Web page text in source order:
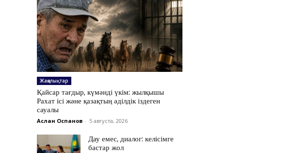
Жаңалықтар
Қайсар тағдыр, күмәнді үкім: жылқышы
Рахат ісі және қазақтың әділдік іздеген
сауалы
Аслан Оспанов - 5 августа, 2026
Дау емес, диалог: келісімге
бастар жол